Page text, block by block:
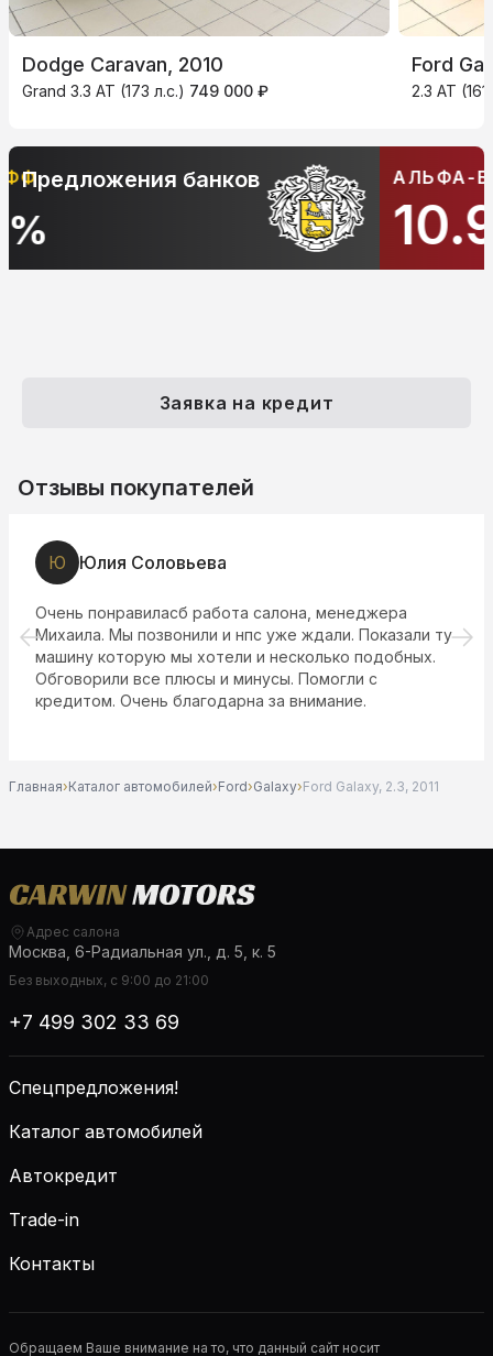
Dodge Caravan, 2010
Grand 3.3 AT (173 л.с.) 749 000 ₽
Ford
2.3 AT
АЛЬФА-БАНК
10.9
Предложения банков
Заявка на кредит
Отзывы покупателей
Ю Юлия Соловьева
Очень понравиласб работа салона, менеджера
Михаила. Мы позвонили и нпс уже ждали. Показали ту
машину которую мы хотели и несколько подобных.
Обговорили все плюсы и минусы. Помогли с
кредитом. Очень благодарна за внимание.
Главная›Каталог автомобилей›Ford›Galaxy›Ford Galaxy, 2.3, 2011
Адрес салона
Москва, 6-Радиальная ул., д. 5, к. 5
Без выходных, с 9:00 до 21:00
+7 499 302 33 69
Спецпредложения!
Каталог автомобилей
Автокредит
Trade-in
Контакты
Обращаем Ваше внимание на то, что данный сайт носит